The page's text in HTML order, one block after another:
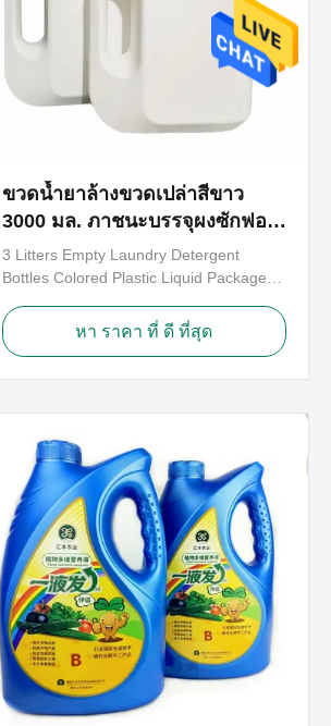
ขวดน้ำยาล้างขวดเปล่าสีขาว
3000 มล. ภาชนะบรรจุผงซักฟอก
HDPE รีไซเคิลได้
3 Litters Empty Laundry Detergent
Bottles Colored Plastic Liquid Package
laundry detergent bottle detail size
Height :310mm Dia : 200mm Thickness :
Natural white plastic empty laundry ...
หา ราคา ที่ ดี ที่สุด